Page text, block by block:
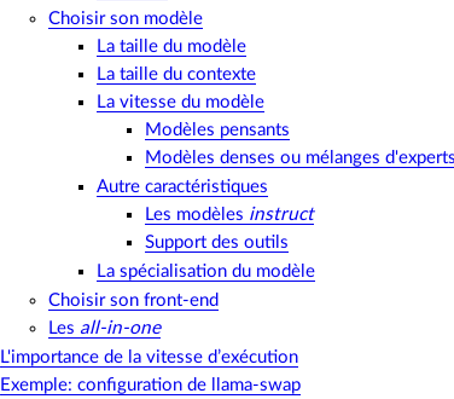
Choisir son modèle
La taille du modèle
La taille du contexte
La vitesse du modèle
Modèles pensants
Modèles denses ou mélanges
Autre caractéristiques
Les modèles instruct
Support des outils
La spécialisation du modèle
Choisir son front-end
Les all-in-one
L'importance de la vitesse d’exécution
Exemple: configuration de llama-swap